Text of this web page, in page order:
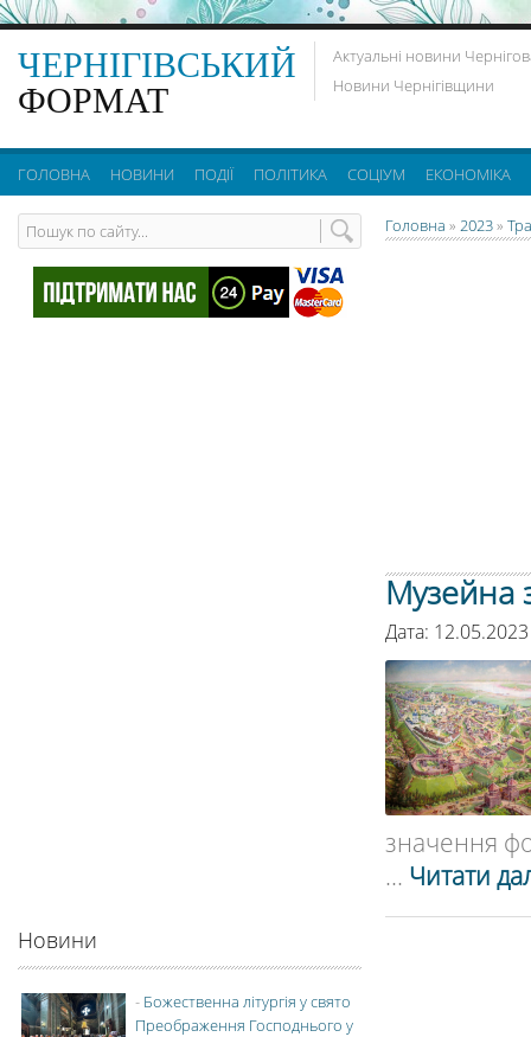
ЧЕРНІГІВСЬКИЙ
ФОРМАТ
Актуальні новини
Новини Чернігівщини
ГОЛОВНА НОВИНИ ПОДІЇ ПОЛІТИКА СОЦІУМ ЕКОНОМІКА
Головна » 2023»
Музейна
Дата:
значення
... Читати
Новини
- Божественна літургія у свято
Преображення Господнього у